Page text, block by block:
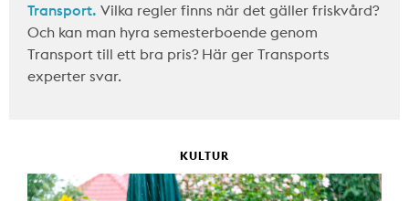
Transport. Vilka regler finns när det gäller friskvård?
Och kan man hyra semesterboende genom
Transport till ett bra pris? Här ger Transports
experter svar.
KULTUR